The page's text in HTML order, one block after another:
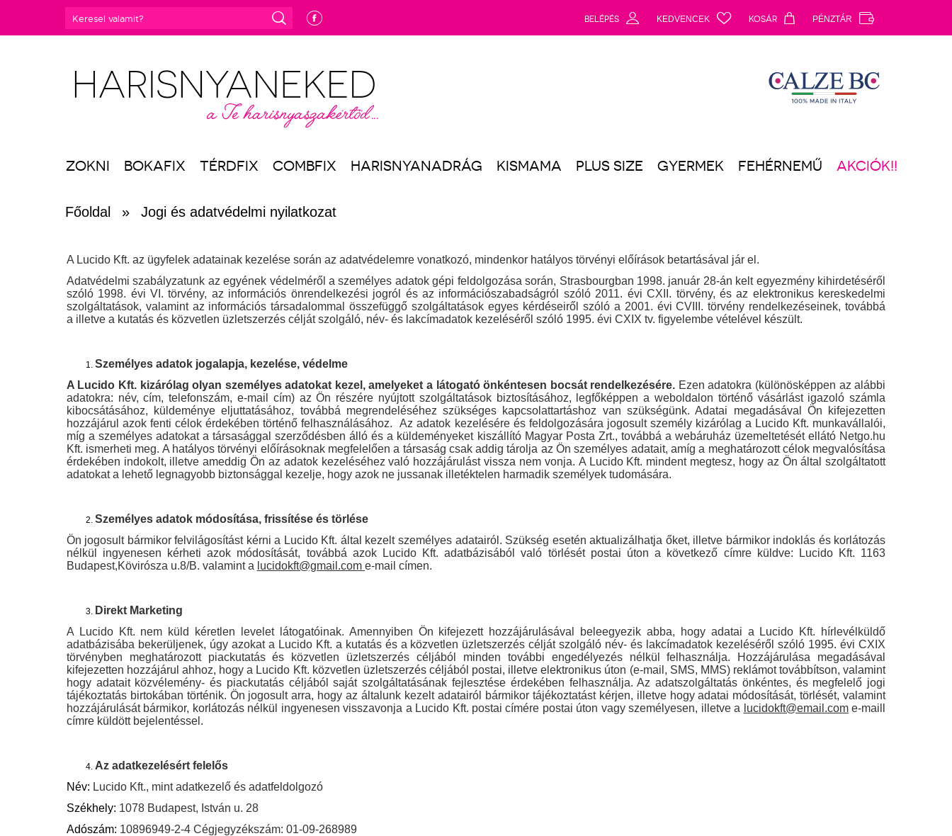
e g BELÉPÉS d KEDVENCEK c KOSÁR a PÉNZTÁR b
ZOKNI BOKAFIX TÉRDFIX COMBFIX HARISNYANADRÁG KISMAMA PLUS SIZE GYERMEK FEHÉRNEMŰ AKCIÓK!!
Főoldal » Jogi és adatvédelmi nyilatkozat
A Lucido Kft. az ügyfelek adatainak kezelése során az adatvédelemre vonatkozó, mindenkor hatályos törvényi előírások betartásával jár el.
Adatvédelmi szabályzatunk az egyének védelméről a személyes adatok gépi feldolgozása során, Strasbourgban 1998. január 28-án kelt egyezmény kihirdetéséről
szóló 1998. évi VI. törvény, az információs önrendelkezési jogról és az információszabadságról szóló 2011. évi CXII. törvény, és az elektronikus kereskedelmi
szolgáltatások, valamint az információs társadalommal összefüggő szolgáltatások egyes kérdéseiről szóló a 2001. évi CVIII. törvény rendelkezéseinek, továbbá
a illetve a kutatás és közvetlen üzletszerzés célját szolgáló, név- és lakcímadatok kezeléséről szóló 1995. évi CXIX tv. figyelembe vételével készült.
Személyes adatok jogalapja, kezelése, védelme
A Lucido Kft. kizárólag olyan személyes adatokat kezel, amelyeket a látogató önkéntesen bocsát rendelkezésére. Ezen adatokra (különösképpen az alábbi
adatokra: név, cím, telefonszám, e-mail cím) az Ön részére nyújtott szolgáltatások biztosításához, legfőképpen a weboldalon történő vásárlást igazoló számla
kibocsátásához, küldeménye eljuttatásához, továbbá megrendeléséhez szükséges kapcsolattartáshoz van szükségünk. Adatai megadásával Ön kifejezetten
hozzájárul azok fenti célok érdekében történő felhasználásához. Az adatok kezelésére és feldolgozására jogosult személy kizárólag a Lucido Kft. munkavállalói,
míg a személyes adatokat a társasággal szerződésben álló és a küldeményeket kiszállító Magyar Posta Zrt., továbbá a webáruház üzemeltetését ellátó Netgo.hu
Kft. ismerheti meg. A hatályos törvényi előírásoknak megfelelően a társaság csak addig tárolja az Ön személyes adatait, amíg a meghatározott célok megvalósítása
érdekében indokolt, illetve ameddig Ön az adatok kezeléséhez való hozzájárulást vissza nem vonja. A Lucido Kft. mindent megtesz, hogy az Ön által szolgáltatott
adatokat a lehető legnagyobb biztonsággal kezelje, hogy azok ne jussanak illetéktelen harmadik személyek tudomására.
Személyes adatok módosítása, frissítése és törlése
Ön jogosult bármikor felvilágosítást kérni a Lucido Kft. által kezelt személyes adatairól. Szükség esetén aktualizálhatja őket, illetve bármikor indoklás és korlátozás
nélkül ingyenesen kérheti azok módosítását, továbbá azok Lucido Kft. adatbázisából való törlését postai úton a következő címre küldve: Lucido Kft. 1163
Budapest,Kövirósza u.8/B. valamint a lucidokft@gmail.com e-mail címen.
Direkt Marketing
A Lucido Kft. nem küld kéretlen levelet látogatóinak. Amennyiben Ön kifejezett hozzájárulásával beleegyezik abba, hogy adatai a Lucido Kft. hírlevélküldő
adatbázisába bekerüljenek, úgy azokat a Lucido Kft. a kutatás és a közvetlen üzletszerzés célját szolgáló név- és lakcímadatok kezeléséről szóló 1995. évi CXIX
törvényben meghatározott piackutatás és közvetlen üzletszerzés céljából minden további engedélyezés nélkül felhasználja. Hozzájárulása megadásával
kifejezetten hozzájárul ahhoz, hogy a Lucido Kft. közvetlen üzletszerzés céljából postai, illetve elektronikus úton (e-mail, SMS, MMS) reklámot továbbítson, valamint
hogy adatait közvélemény- és piackutatás céljából saját szolgáltatásának fejlesztése érdekében felhasználja. Az adatszolgáltatás önkéntes, és megfelelő jogi
tájékoztatás birtokában történik. Ön jogosult arra, hogy az általunk kezelt adatairól bármikor tájékoztatást kérjen, illetve hogy adatai módosítását, törlését, valamint
hozzájárulását bármikor, korlátozás nélkül ingyenesen visszavonja a Lucido Kft. postai címére postai úton vagy személyesen, illetve a
lucidokft@email.come-maill
címre küldött bejelentéssel.
Az adatkezelésért felelős
Név: Lucido Kft., mint adatkezelő és adatfeldolgozó
Székhely: 1078 Budapest, István u. 28
Adószám: 10896949-2-4 Cégjegyzékszám: 01-09-268989